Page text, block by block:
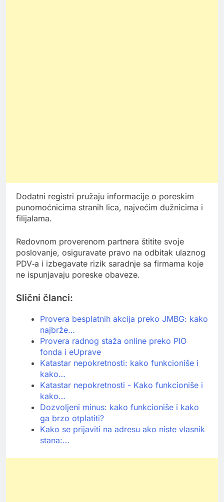
Dodatni registri pružaju informacije o poreskim
punomoćnicima stranih lica, najvećim dužnicima i
filijalama.
Redovnom proverenom partnera štitite svoje
poslovanje, osiguravate pravo na odbitak ulaznog
PDV‑a i izbegavate rizik saradnje sa firmama koje
ne ispunjavaju poreske obaveze.
Slični članci:
Provera besplatnih akcija preko JMBG: kako
najbrže…
Provera radnog staža online preko PIO
fonda i eUprave
Katastar nepokretnosti: kako funkcioniše i
kako…
Katastar nepokretnosti - Kako funkcioniše i
kako…
Dozvoljeni minus: kako funkcioniše i kako
ga brzo otplatiti?
Kako se prijaviti na adresu ako niste vlasnik
stana:…